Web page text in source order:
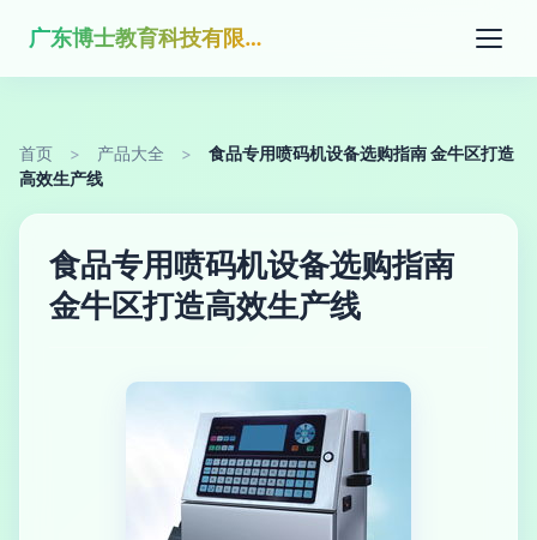
广东博士教育科技有限公司
首页 > 产品大全 >
食品专用喷码机设备选购指南 金牛区打造
高效生产线
食品专用喷码机设备选购指南
金牛区打造高效生产线